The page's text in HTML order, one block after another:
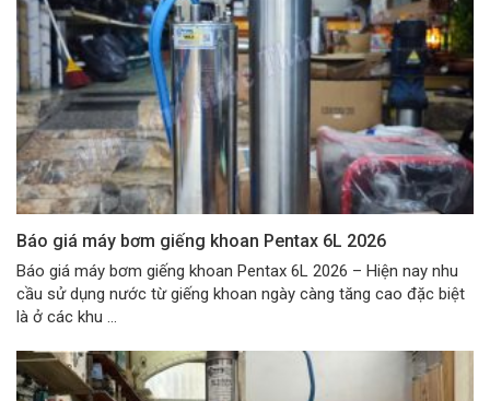
Báo giá máy bơm giếng khoan Pentax 6L 2026
Báo giá máy bơm giếng khoan Pentax 6L 2026 – Hiện nay nhu
cầu sử dụng nước từ giếng khoan ngày càng tăng cao đặc biệt
là ở các khu ...